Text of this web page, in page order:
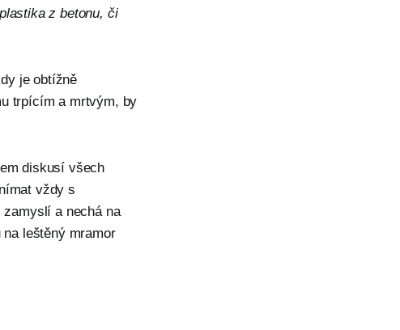
z betonu, či
je obtížně
trpícím a mrtvým, by
diskusí všech
vždy s
a nechá na
leštěný mramor